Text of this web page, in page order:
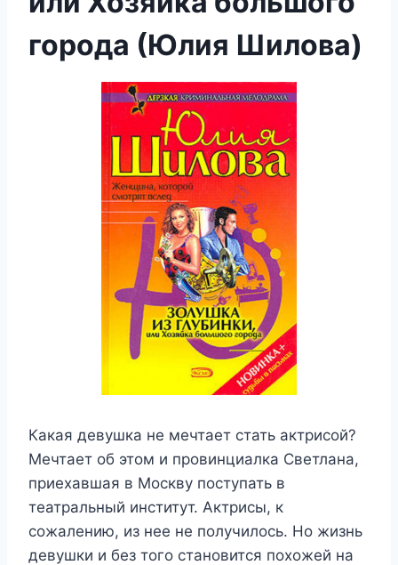
города (Юлия Шилова)
Какая девушка не мечтает стать актрисой?
Мечтает об этом и провинциалка Светлана,
приехавшая в Москву поступать в
театральный институт. Актрисы, к
сожалению, из нее не получилось. Но жизнь
девушки и без того становится похожей на